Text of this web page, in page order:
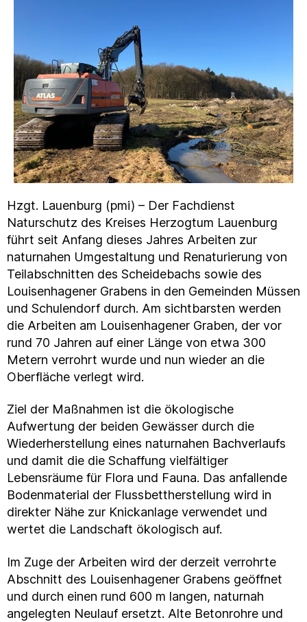
Hzgt. Lauenburg (pmi) – Der Fachdienst
Naturschutz des Kreises Herzogtum Lauenburg
führt seit Anfang dieses Jahres Arbeiten zur
naturnahen Umgestaltung und Renaturierung von
Teilabschnitten des Scheidebachs sowie des
Louisenhagener Grabens in den Gemeinden Müssen
und Schulendorf durch. Am sichtbarsten werden
die Arbeiten am Louisenhagener Graben, der vor
rund 70 Jahren auf einer Länge von etwa 300
Metern verrohrt wurde und nun wieder an die
Oberfläche verlegt wird.
Ziel der Maßnahmen ist die ökologische
Aufwertung der beiden Gewässer durch die
Wiederherstellung eines naturnahen Bachverlaufs
und damit die die Schaffung vielfältiger
Lebensräume für Flora und Fauna. Das anfallende
Bodenmaterial der Flussbettherstellung wird in
direkter Nähe zur Knickanlage verwendet und
wertet die Landschaft ökologisch auf.
Im Zuge der Arbeiten wird der derzeit verrohrte
Abschnitt des Louisenhagener Grabens geöffnet
und durch einen rund 600 m langen, naturnah
angelegten Neulauf ersetzt. Alte Betonrohre und